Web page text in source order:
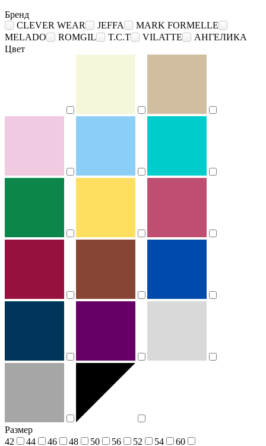
Бренд
CLEVER WEAR
JEFFA
MARK FORMELLE
MELADO
ROMGIL T.C.T VILATTE
АНГЕЛИКА
Цвет
Размер
42
44 46 48 50 56 52 54 60